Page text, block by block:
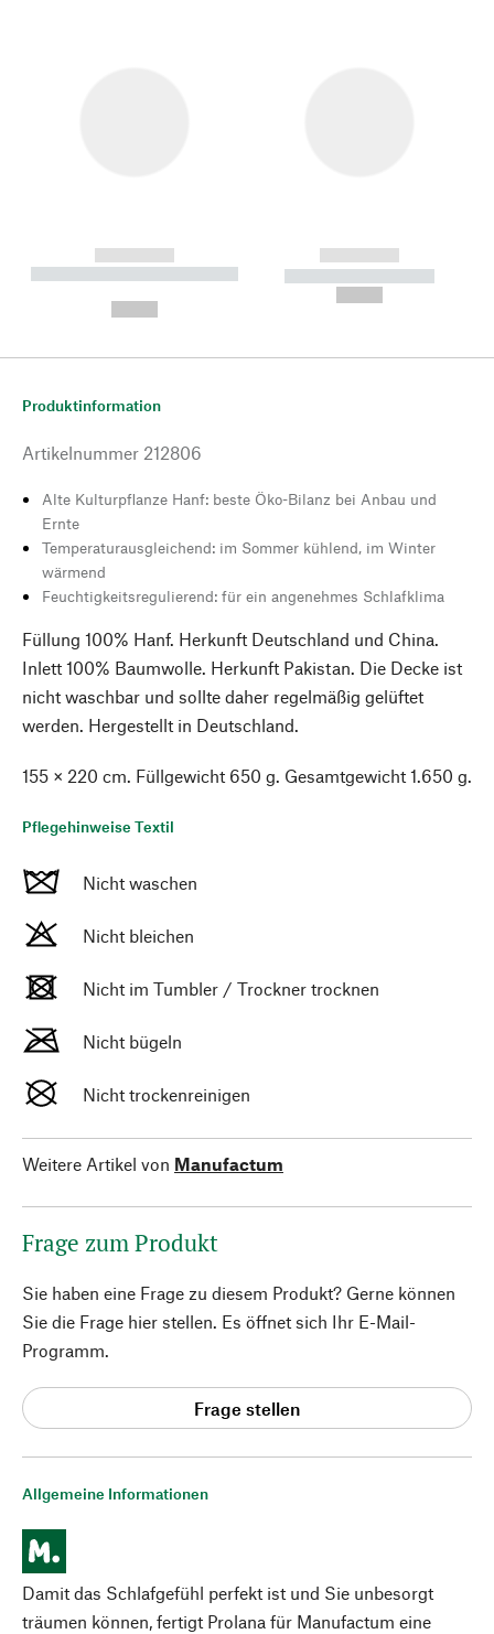
------------
----------- ----------- --------
------------
----------- -----------
Allgemeine Informationen
Damit das Schlafgefühl perfekt ist und Sie unbesorgt
träumen können, fertigt Prolana für Manufactum eine
Produktinformation
Artikelnummer 212806
Alte Kulturpflanze Hanf: beste Öko-Bilanz bei Anbau und
Ernte
Temperaturausgleichend: im Sommer kühlend, im Winter
wärmend
Feuchtigkeitsregulierend: für ein angenehmes Schlafklima
Füllung 100% Hanf. Herkunft Deutschland und China.
Inlett 100% Baumwolle. Herkunft Pakistan. Die Decke ist
nicht waschbar und sollte daher regelmäßig gelüftet
werden. Hergestellt in Deutschland.
155 × 220 cm. Füllgewicht 650 g. Gesamtgewicht 1.650 g.
Pflegehinweise Textil
Nicht waschen
Nicht bleichen
Nicht im Tumbler / Trockner trocknen
Nicht bügeln
Nicht trockenreinigen
Weitere Artikel von Manufactum
Frage zum Produkt
Sie haben eine Frage zu diesem Produkt? Gerne können
Sie die Frage hier stellen. Es öffnet sich Ihr E-Mail-
Programm.
Frage stellen